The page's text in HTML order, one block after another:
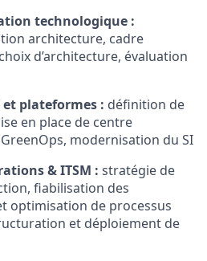
technologique :
architecture, cadre
d’architecture, évaluation
plateformes : définition de
en place de centre
GreenOps, modernisation du SI
& ITSM : stratégie de
fiabilisation des
optimisation de processus
et déploiement de